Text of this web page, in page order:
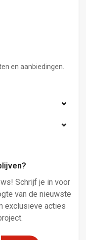
en aanbiedingen.
Schrijf je in voor
van de nieuwste
exclusieve acties